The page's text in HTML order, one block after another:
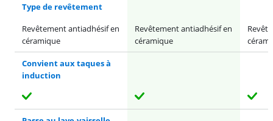
Type de revêtement
Revêtement antiadhésif en
céramique
Revêtement antiadhésif en
céramique
Convient aux taques à
induction